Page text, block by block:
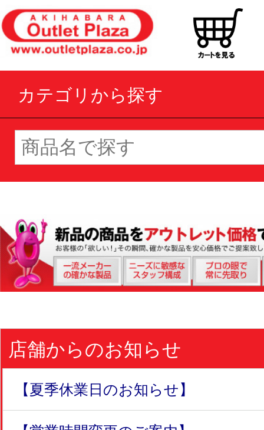
カテゴリから探す
店舗からのお知らせ
【夏季休業日のお知らせ】